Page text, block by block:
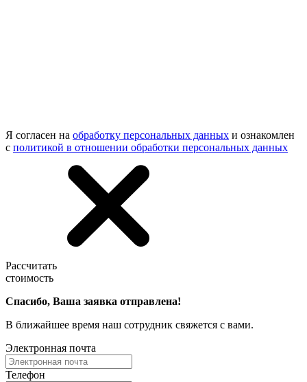
Я согласен на обработку персональных данных и ознакомлен
с политикой в отношении обработки персональных данных
Рассчитать
стоимость
Спасибо, Ваша заявка отправлена!
В ближайшее время наш сотрудник свяжется с вами.
Электронная почта
Телефон